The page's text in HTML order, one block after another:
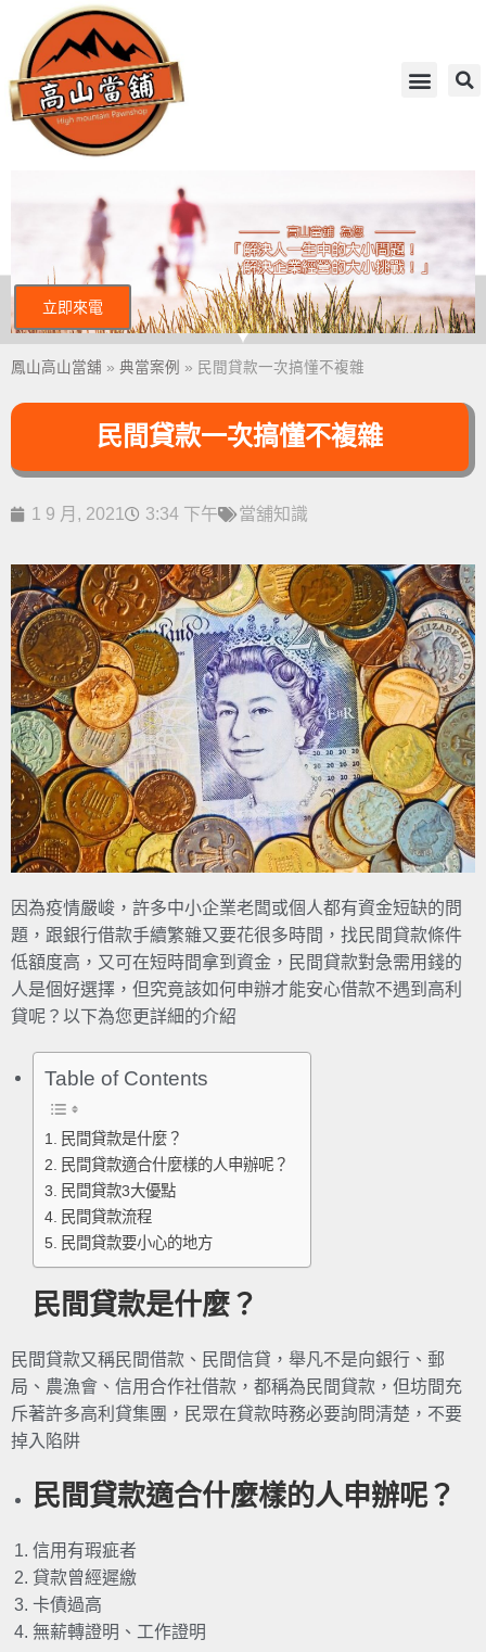
立即來電
鳳山高山當舖 » 典當案例 » 民間貸款一次搞懂不複雜
民間貸款一次搞懂不複雜
1 9 月, 2021 3:34 下午 當舖知識
因為疫情嚴峻，許多中小企業老闆或個人都有資金短缺的問
題，跟銀行借款手續繁雜又要花很多時間，找民間貸款條件
低額度高，又可在短時間拿到資金，民間貸款對急需用錢的
人是個好選擇，但究竟該如何申辦才能安心借款不遇到高利
貸呢？以下為您更詳細的介紹
Table of Contents
民間貸款是什麼？
民間貸款適合什麼樣的人申辦呢？
民間貸款3大優點
民間貸款流程
民間貸款要小心的地方
民間貸款是什麼？
民間貸款又稱民間借款、民間信貸，舉凡不是向銀行、郵
局、農漁會、信用合作社借款，都稱為民間貸款，但坊間充
斥著許多高利貸集團，民眾在貸款時務必要詢問清楚，不要
掉入陷阱
民間貸款適合什麼樣的人申辦呢？
信用有瑕疵者
貸款曾經遲繳
卡債過高
無薪轉證明、工作證明